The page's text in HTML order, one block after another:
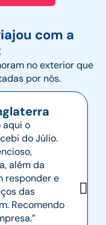
com a
no exterior que
por nós.
aqui o
do Júlio.
além da
responder e
das
Recomendo